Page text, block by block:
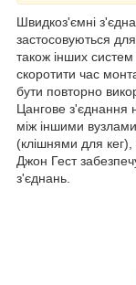
Швидкоз'ємні
застосовуються
також інших
скоротити час
бути повторно
Цангове з'єднання
між іншими
(клішнями для
Джон Гест
з'єднань.